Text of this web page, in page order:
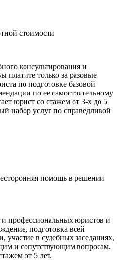
стоимости
консультирования и
платите только за разовые
по подготовке базовой
по ее самостоятельному
юрист со стажем от 3-х до 5
набор услуг по справедливой
помощь в решении
профессиональных юристов и
подготовка всей
участие в судебных заседаниях,
и сопутствующим вопросам.
от 5 лет.